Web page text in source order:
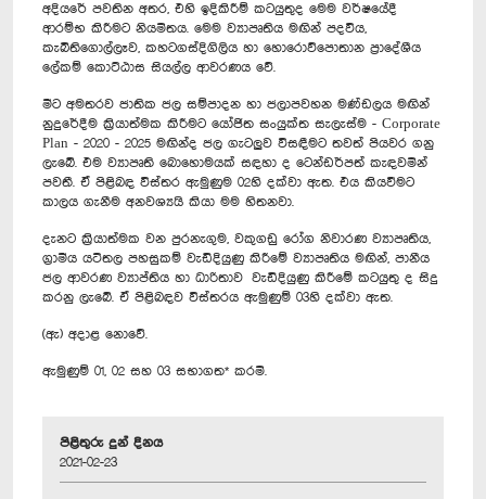
අදියරේ පවතින අතර, එහි ඉදිකිරීම් කටයුතුද මෙම වර්ෂයේදී
ආරම්භ කිරීමට නියමිතය. මෙම ව්‍යාපෘතිය මඟින් පදවිය,
කැබිතිගොල්ලෑව, කහටගස්දිගිලිය හා හොරොව්පොතාන ප්‍රාදේශීය
ලේකම් කොට්ඨාස සියල්ල ආවරණය වේ.
මීට අමතරව ජාතික ජල සම්පාදන හා ජලාපවහන මණ්ඩලය මඟින්
නුදුරේදීම ක්‍රියාත්මක කිරීමට යෝජිත සංයුක්ත සැලැස්ම - Corporate
Plan - 2020 - 2025 මඟින්ද ජල ගැටලුව විසඳීමට තවත් පියවර ගනු
ලැබේ. එම ව්‍යාපෘති බොහොමයක් සඳහා ද ටෙන්ඩර්පත් කැඳවමින්
පවතී. ඒ පිළිබඳ විස්තර ඇමුණුම 02හි දක්වා ඇත. එය කියවීමට
කාලය ගැනීම අනවශ්‍යයි කියා මම හිතනවා.
දැනට ක්‍රියාත්මක වන පුරනැගුම, වකුගඩු රෝග නිවාරණ ව්‍යාපෘතිය,
ග්‍රාමීය යටිතල පහසුකම් වැඩිදියුණු කිරීමේ ව්‍යාපෘතිය මඟින්, පානීය
ජල ආවරණ ව්‍යාප්තිය හා ධාරිතාව වැඩිදියුණු කිරීමේ කටයුතු ද සිදු
කරනු ලැබේ. ඒ පිළිබඳව විස්තරය ඇමුණුම් 03හි දක්වා ඇත.
(ඇ) අදාළ නොවේ.
ඇමුණුම් 01, 02 සහ 03 සභාගත* කරමි.
පිළිතුරු දුන් දිනය
2021-02-23